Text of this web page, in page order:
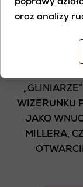
WIZERUNKU
JAKO
MILLERA,
poprawy
oraz analizy